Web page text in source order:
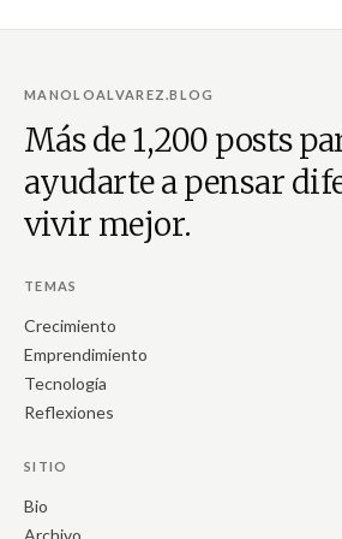
que nos han enseñado a creer.
MANOLOALVAREZ.BLOG
Más de 1,200 posts
ayudarte a pensar
vivir mejor.
TEMAS
Crecimiento
Emprendimiento
Tecnología
Reflexiones
SITIO
Bio